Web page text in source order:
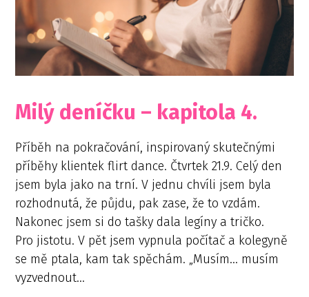
Milý deníčku – kapitola 4.
Příběh na pokračování, inspirovaný skutečnými
příběhy klientek flirt dance. Čtvrtek 21.9. Celý den
jsem byla jako na trní. V jednu chvíli jsem byla
rozhodnutá, že půjdu, pak zase, že to vzdám.
Nakonec jsem si do tašky dala legíny a tričko.
Pro jistotu. V pět jsem vypnula počítač a kolegyně
se mě ptala, kam tak spěchám. „Musím… musím
vyzvednout...